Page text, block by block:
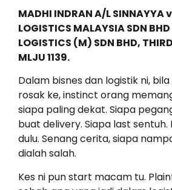
MADHI INDRAN A/L SINNAYYA
LOGISTICS MALAYSIA SDN
LOGISTICS (M) SDN BHD,
MLJU 1139.
Dalam bisnes dan logistik ni,
rosak ke, instinct orang
siapa paling dekat. Siapa
buat delivery. Siapa last
dulu. Senang cerita, siapa
dialah salah.
Kes ni pun start macam tu.